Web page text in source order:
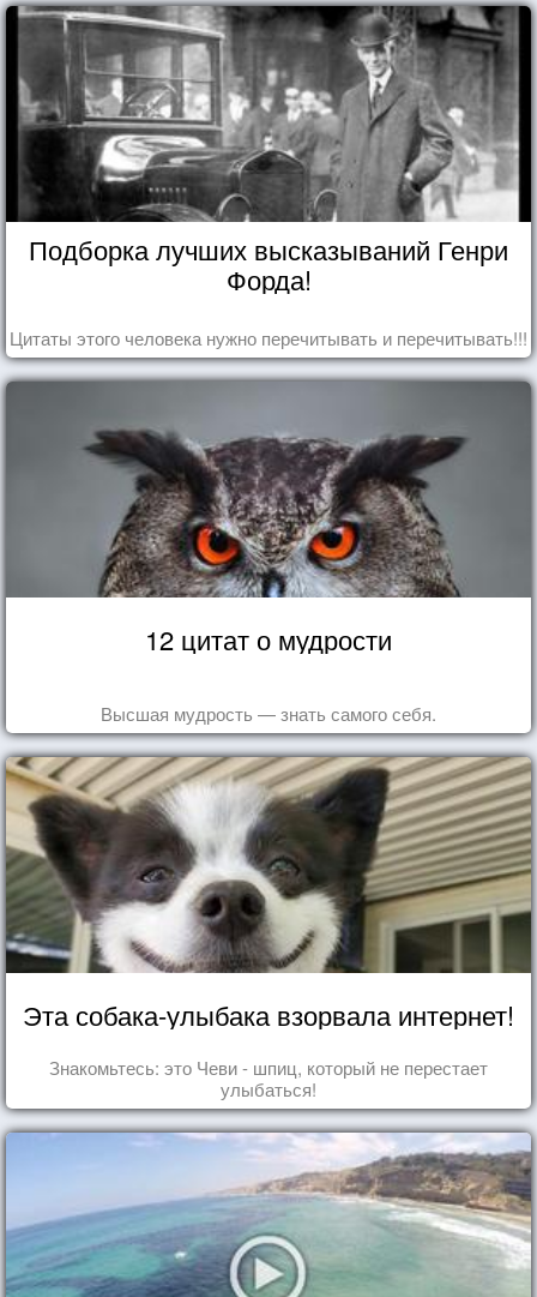
Подборка лучших высказываний Генри
Форда!
Цитаты этого человека нужно перечитывать и перечитывать!!!
12 цитат о мудрости
Высшая мудрость — знать самого себя.
Эта собака-улыбака взорвала интернет!
Знакомьтесь: это Чеви - шпиц, который не перестает
улыбаться!